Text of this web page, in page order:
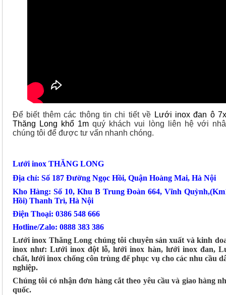
Để biết thêm các thông tin chi tiết về Lưới inox đan ô
Thăng Long khổ 1m quý khách vui lòng liên hệ với
chúng tôi để được tư vấn nhanh chóng.
Lưới inox THĂNG LONG
Địa chỉ: Số 187 Đường Ngọc Hồi, Quận Hoàng Mai, Hà Nội
Kho Hàng: Số 10, Khu B Trung Đoàn 664, Vĩnh
Hồi) Thanh Trì, Hà Nội
Điện Thoại: 0386 548 666
Hotline/Zalo: 0888 383 386
Lưới inox Thăng Long chúng tôi chuyên sản xuất và kinh
inox như: Lưới inox đột lỗ, lưới inox hàn, lưới inox đan,
chất, lưới inox chống côn trùng để phục vụ cho các nhu cầu
nghiệp.
Chúng tôi có nhận đơn hàng cắt theo yêu cầu và giao hàng
quốc.